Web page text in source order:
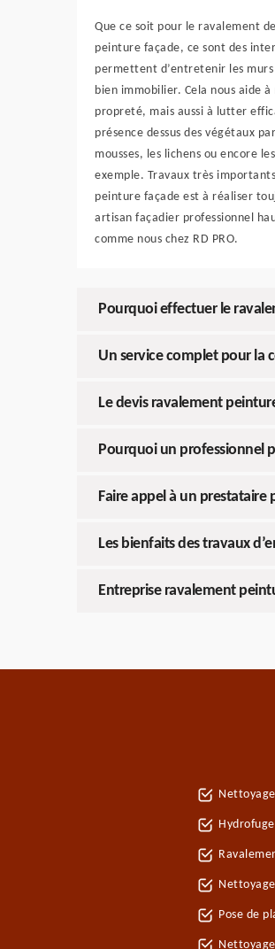
Que ce soit pour le ravalement
peinture façade, ce sont des
permettent d’entretenir les
bien immobilier. Cela nous aide
propreté, mais aussi à lutter
présence dessus des végétaux
mousses, les lichens ou encore
exemple. Travaux très
peinture façade est à réaliser
artisan façadier professionnel
comme nous chez RD PRO.
Pourquoi effectuer le
Un service complet pour la
Le devis ravalement
Pourquoi un professionnel
Faire appel à un prestataire
Les bienfaits des travaux
Entreprise ravalement
Pose de